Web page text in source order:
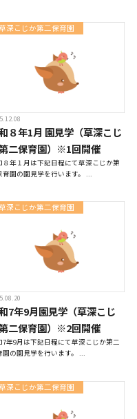
ム
ログ
イト
せ
5161
深こじか第二保育園
８年1月 園見学（草深こじ
二保育園）※1回開催
８年１月は下記日程にて草深こじか第
育園の園見学を行います。 ...
深こじか第二保育園
7年9月園見学（草深こじ
二保育園）※2回開催
7年9月は下記日程にて草深こじか第二
園の園見学を行います。 ...
深こじか第二保育園